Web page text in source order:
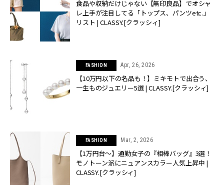
食品や収納だけじゃない【無印良品】でオシャ
レ上手が注目してる「トップス、パンツetc.」
リスト | CLASSY.[クラッシィ]
FASHION Apr, 26, 2026
【10万円以下の名品も！】ミキモトで出合う、
一生ものジュエリー5選 | CLASSY.[クラッシィ]
FASHION Mar, 2, 2026
【1万円台〜】通勤女子の『相棒バッグ』3選！
モノトーン派にニュアンスカラー人気上昇中 |
CLASSY.[クラッシィ]